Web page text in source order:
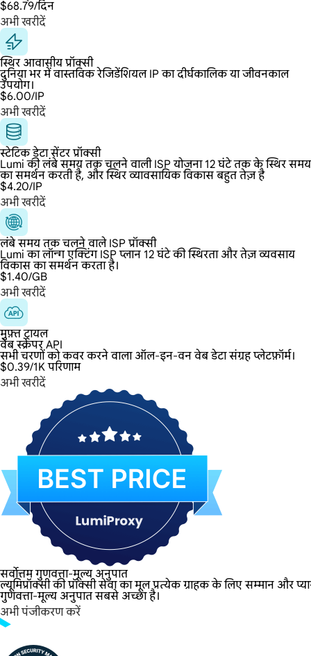
$68.79/दिन
अभी खरीदें
स्थिर आवासीय प्रॉक्सी
दुनिया भर में वास्तविक रेजिडेंशियल IP का दीर्घकालिक या जीवनकाल
उपयोग।
$6.00/IP
अभी खरीदें
स्टेटिक डेटा सेंटर प्रॉक्सी
Lumi की लंबे समय तक चलने वाली ISP योजना 12 घंटे तक के स्थिर समय
का समर्थन करती है, और स्थिर व्यावसायिक विकास बहुत तेज़ है
$4.20/IP
अभी खरीदें
लंबे समय तक चलने वाले ISP प्रॉक्सी
Lumi का लॉन्ग एक्टिंग ISP प्लान 12 घंटे की स्थिरता और तेज़ व्यवसाय
विकास का समर्थन करता है।
$1.40/GB
अभी खरीदें
मुफ़्त ट्रायल
वेब स्क्रेपर API
सभी चरणों को कवर करने वाला ऑल-इन-वन वेब डेटा संग्रह प्लेटफ़ॉर्म।
$0.39/1K परिणाम
अभी खरीदें
सर्वोत्तम गुणवत्ता-मूल्य अनुपात
ल्यूमिप्रॉक्सी की प्रॉक्सी सेवा का मूल प्रत्येक ग्राहक के लिए सम्मान और
गुणवत्ता-मूल्य अनुपात सबसे अच्छा है।
अभी पंजीकरण करें